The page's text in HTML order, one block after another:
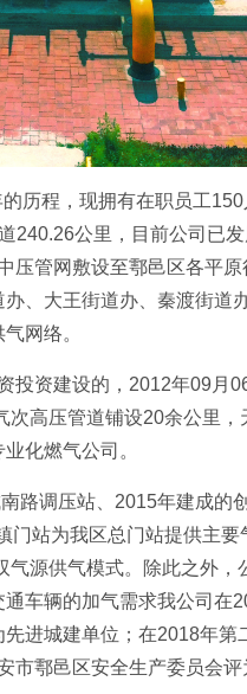
程，现拥有在职员工
公里，目前公司已
管网敷设至鄠邑区各平
、大王街道办、秦渡街
网络。
资建设的，2012年09月
高压管道铺设20余公里
化燃气公司。
调压站、2015年建成的
站为我区总门站提供主
源供气模式。除此之外
车辆的加气需求我公司在
进城建单位；在2018年
鄠邑区安全生产委员会评